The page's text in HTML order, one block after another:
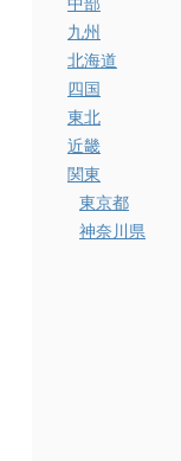
九州
北海道
四国
東北
近畿
関東
東京都
神奈川県